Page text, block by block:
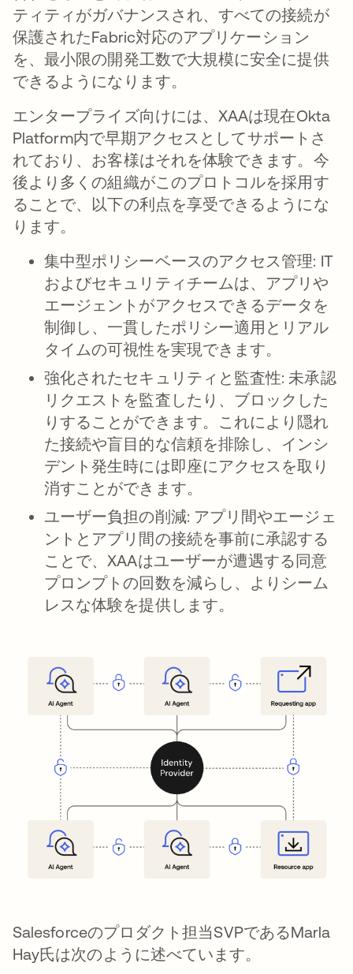
ティティがガバナンスされ、すべての接続が
保護されたFabric対応のアプリケーション
を、最小限の開発工数で大規模に安全に提供
できるようになります。
エンタープライズ向けには、XAAは現在Okta
Platform内で早期アクセスとしてサポートさ
れており、お客様はそれを体験できます。今
後より多くの組織がこのプロトコルを採用す
ることで、以下の利点を享受できるようにな
ります。
集中型ポリシーベースのアクセス管理: IT
およびセキュリティチームは、アプリや
エージェントがアクセスできるデータを
制御し、一貫したポリシー適用とリアル
タイムの可視性を実現できます。
強化されたセキュリティと監査性: 未承認
リクエストを監査したり、ブロックした
りすることができます。これにより隠れ
た接続や盲目的な信頼を排除し、インシ
デント発生時には即座にアクセスを取り
消すことができます。
ユーザー負担の削減: アプリ間やエージェ
ントとアプリ間の接続を事前に承認する
ことで、XAAはユーザーが遭遇する同意
プロンプトの回数を減らし、よりシーム
レスな体験を提供します。
Salesforceのプロダクト担当SVPであるMarla
Hay氏は次のように述べています。